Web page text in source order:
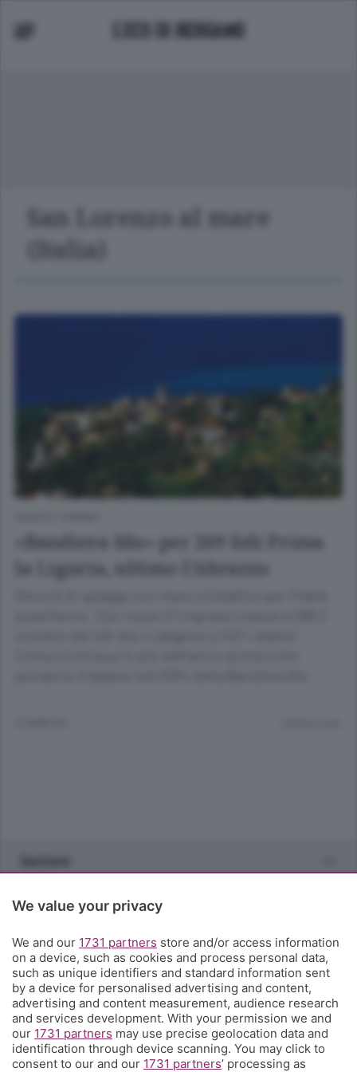
San Lorenzo al mare
(Italia)
«Bandiera blu» per 269 lidi Prima
la Liguria, ultimo l’Abruzzo
Rubriche
Territorio
Servizi
Chi Siamo
We value your privacy
We and our 1731 partners store and/or access information
on a device, such as cookies and process personal data,
such as unique identifiers and standard information sent
by a device for personalised advertising and content,
advertising and content measurement, audience research
and services development. With your permission we and
our 1731 partners may use precise geolocation data and
identification through device scanning. You may click to
consent to our and our 1731 partners’ processing as